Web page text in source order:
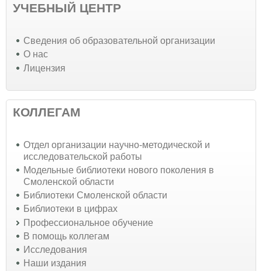
УЧЕБНЫЙ ЦЕНТР
Cведения об образовательной организации
О нас
Лицензия
КОЛЛЕГАМ
Отдел организации научно-методической и
исследовательской работы
Модельные библиотеки нового поколения в
Смоленской области
Библиотеки Смоленской области
Библиотеки в цифрах
Профессиональное обучение
В помощь коллегам
Исследования
Наши издания